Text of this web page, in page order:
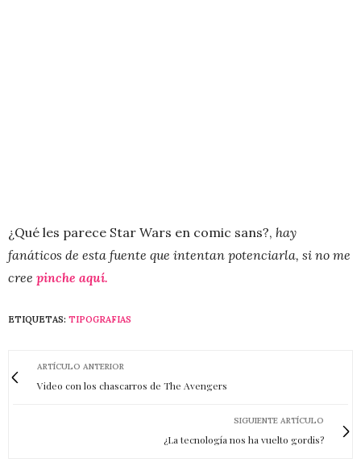
¿Qué les parece Star Wars en comic sans?, hay
fanáticos de esta fuente que intentan potenciarla, si no me
cree pinche aquí.
ETIQUETAS: TIPOGRAFIAS
ARTÍCULO ANTERIOR
Video con los chascarros de The Avengers
SIGUIENTE ARTÍCULO
¿La tecnología nos ha vuelto gordis?